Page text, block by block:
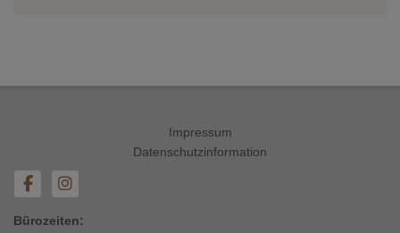
Impressum
Datenschutzinformation
Bürozeiten: